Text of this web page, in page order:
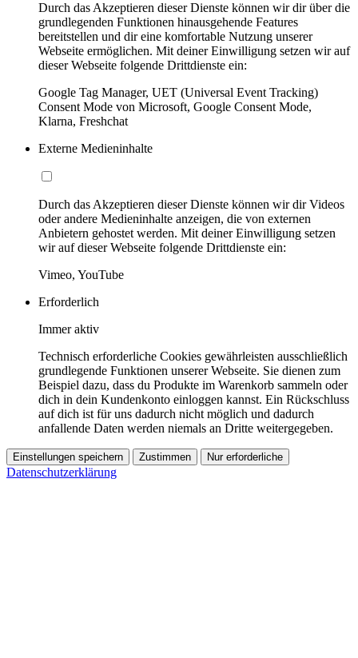
Durch das Akzeptieren dieser Dienste können wir dir über die
grundlegenden Funktionen hinausgehende Features
bereitstellen und dir eine komfortable Nutzung unserer
Webseite ermöglichen. Mit deiner Einwilligung setzen wir auf
dieser Webseite folgende Drittdienste ein:
Google Tag Manager, UET (Universal Event Tracking)
Consent Mode von Microsoft, Google Consent Mode,
Klarna, Freshchat
Externe Medieninhalte
Durch das Akzeptieren dieser Dienste können wir dir Videos
oder andere Medieninhalte anzeigen, die von externen
Anbietern gehostet werden. Mit deiner Einwilligung setzen
wir auf dieser Webseite folgende Drittdienste ein:
Vimeo, YouTube
Erforderlich
Immer aktiv
Technisch erforderliche Cookies gewährleisten ausschließlich
grundlegende Funktionen unserer Webseite. Sie dienen zum
Beispiel dazu, dass du Produkte im Warenkorb sammeln oder
dich in dein Kundenkonto einloggen kannst. Ein Rückschluss
auf dich ist für uns dadurch nicht möglich und dadurch
anfallende Daten werden niemals an Dritte weitergegeben.
Einstellungen speichern Zustimmen Nur erforderliche
Datenschutzerklärung